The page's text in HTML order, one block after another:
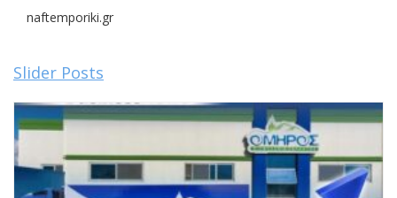
naftemporiki.gr
Slider Posts